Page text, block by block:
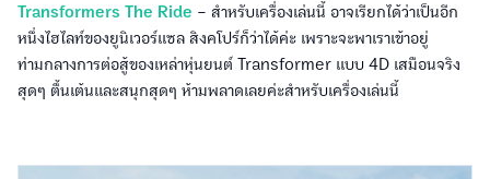
Transformers The Ride – สำหรับเครื่องเล่นนี้ อาจเรียกได้ว่าเป็นอีก
หนึ่งไฮไลท์ของยูนิเวอร์แซล สิงคโปร์ก็ว่าได้ค่ะ เพราะจะพาเราเข้าอยู่
ท่ามกลางการต่อสู้ของเหล่าหุ่นยนต์ Transformer แบบ 4D เสมือนจริง
สุดๆ ตื้นเต้นและสนุกสุดๆ ห้ามพลาดเลยค่ะสำหรับเครื่องเล่นนี้